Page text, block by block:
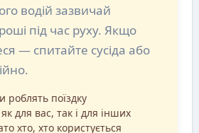
водій зазвичай
під час руху. Якщо
— спитайте сусіда або
для вас, так і для інших
хто, хто користується